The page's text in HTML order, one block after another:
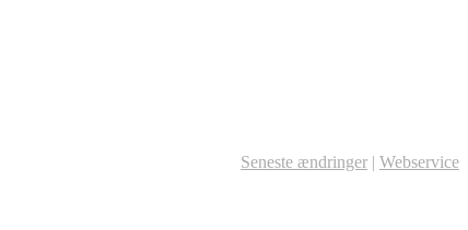
Seneste ændringer | Webservice